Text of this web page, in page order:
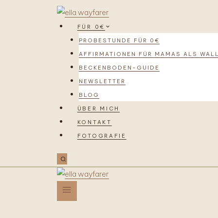
FÜR 0€
PROBESTUNDE FÜR 0€
AFFIRMATIONEN FÜR MAMAS ALS
BECKENBODEN-GUIDE
NEWSLETTER
BLOG
ÜBER MICH
KONTAKT
FOTOGRAFIE